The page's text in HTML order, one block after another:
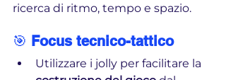
ricerca di ritmo, tempo e spazio.
🎯 Focus tecnico-tattico
Utilizzare i jolly per facilitare la